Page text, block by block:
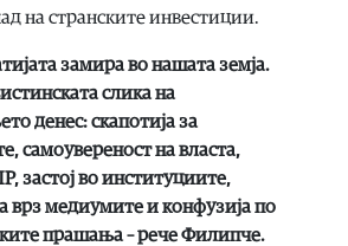
на странските инвестиции.
замира во нашата земја.
слика на
денес: скапотија за
самоувереност на власта,
застој во институциите,
врз медиумите и конфузија по
прашања – рече Филипче.